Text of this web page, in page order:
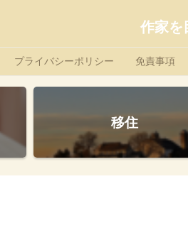
作家を
プライバシーポリシー 免責事項
移住